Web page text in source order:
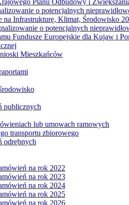
o potencjalnych
na Infrastrukturę, Klimat, Środowisko
o potencjalnych
Fundusze Europejskie dla Kujaw i
Mieszkańców
publicznych
lub umowach ramowych
transportu zbiorowego
odrębnych
na rok 2022
na rok 2023
na rok 2024
na rok 2025
na rok 2026